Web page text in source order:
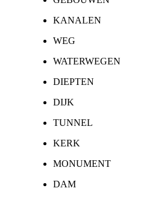
KANALEN
WEG
WATERWEGEN
DIEPTEN
DIJK
TUNNEL
KERK
MONUMENT
DAM